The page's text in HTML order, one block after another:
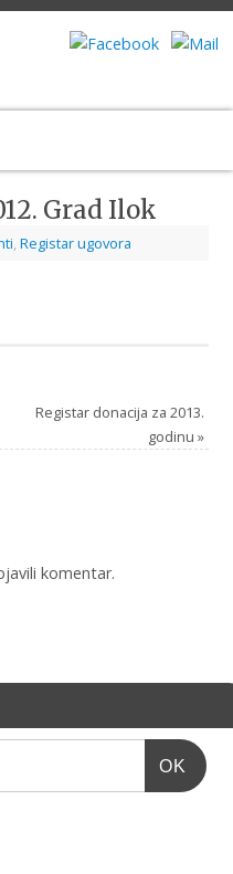
Grad Ilok
Registar ugovora
Registar donacija za 2013.
godinu»
komentar.
OK